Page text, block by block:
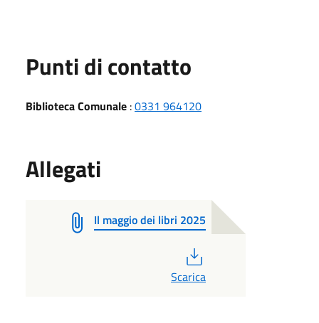
Punti di contatto
Biblioteca Comunale :0331 964120
Allegati
Il maggio dei libri 2025
Scarica